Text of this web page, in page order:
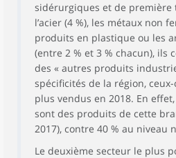
sidérurgiques et de première
l’acier (4 %), les métaux non
produits en plastique ou les
(entre 2 % et 3 % chacun), ils
des « autres produits
spécificités de la région,
plus vendus en 2018. En
sont des produits de cette
2017), contre 40 % au niveau
Le deuxième secteur le plus